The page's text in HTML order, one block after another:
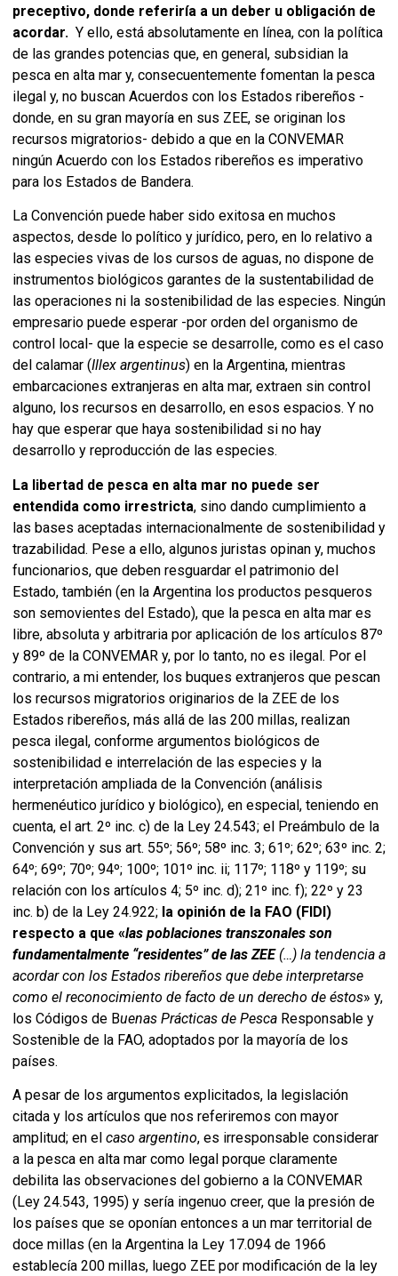
preceptivo, donde referiría a un deber u obligación de
acordar. Y ello, está absolutamente en línea, con la política
de las grandes potencias que, en general, subsidian la
pesca en alta mar y, consecuentemente fomentan la pesca
ilegal y, no buscan Acuerdos con los Estados ribereños -
donde, en su gran mayoría en sus ZEE, se originan los
recursos migratorios- debido a que en la CONVEMAR
ningún Acuerdo con los Estados ribereños es imperativo
para los Estados de Bandera.
La Convención puede haber sido exitosa en muchos
aspectos, desde lo político y jurídico, pero, en lo relativo a
las especies vivas de los cursos de aguas, no dispone de
instrumentos biológicos garantes de la sustentabilidad de
las operaciones ni la sostenibilidad de las especies. Ningún
empresario puede esperar -por orden del organismo de
control local- que la especie se desarrolle, como es el caso
del calamar (Illex argentinus) en la Argentina, mientras
embarcaciones extranjeras en alta mar, extraen sin control
alguno, los recursos en desarrollo, en esos espacios. Y no
hay que esperar que haya sostenibilidad si no hay
desarrollo y reproducción de las especies.
La libertad de pesca en alta mar no puede ser
entendida como irrestricta, sino dando cumplimiento a
las bases aceptadas internacionalmente de sostenibilidad y
trazabilidad. Pese a ello, algunos juristas opinan y, muchos
funcionarios, que deben resguardar el patrimonio del
Estado, también (en la Argentina los productos pesqueros
son semovientes del Estado), que la pesca en alta mar es
libre, absoluta y arbitraria por aplicación de los artículos 87º
y 89º de la CONVEMAR y, por lo tanto, no es ilegal. Por el
contrario, a mi entender, los buques extranjeros que pescan
los recursos migratorios originarios de la ZEE de los
Estados ribereños, más allá de las 200 millas, realizan
pesca ilegal, conforme argumentos biológicos de
sostenibilidad e interrelación de las especies y la
interpretación ampliada de la Convención (análisis
hermenéutico jurídico y biológico), en especial, teniendo en
cuenta, el art. 2º inc. c) de la Ley 24.543; el Preámbulo de la
Convención y sus art. 55º; 56º; 58º inc. 3; 61º; 62º; 63º inc. 2;
64º; 69º; 70º; 94º; 100º; 101º inc. ii; 117º; 118º y 119º; su
relación con los artículos 4; 5º inc. d); 21º inc. f); 22º y 23
inc. b) de la Ley 24.922; la opinión de la FAO (FIDI)
respecto a que «las poblaciones transzonales son
fundamentalmente “residentes” de las ZEE(…) la tendencia a
acordar con los Estados ribereños que debe interpretarse
como el reconocimiento de facto de un derecho de éstos» y,
los Códigos de Buenas Prácticas de Pesca Responsable y
Sostenible de la FAO, adoptados por la mayoría de los
países.
A pesar de los argumentos explicitados, la legislación
citada y los artículos que nos referiremos con mayor
amplitud; en el caso argentino, es irresponsable considerar
a la pesca en alta mar como legal porque claramente
debilita las observaciones del gobierno a la CONVEMAR
(Ley 24.543, 1995) y sería ingenuo creer, que la presión de
los países que se oponían entonces a un mar territorial de
doce millas (en la Argentina la Ley 17.094 de 1966
establecía 200 millas, luego ZEE por modificación de la ley